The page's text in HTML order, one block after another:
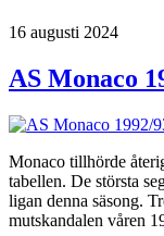
Publicerat
16 augusti 2024
AS Monaco
Monaco tillhörde
tabellen. De största
ligan denna säsong.
mutskandalen våren